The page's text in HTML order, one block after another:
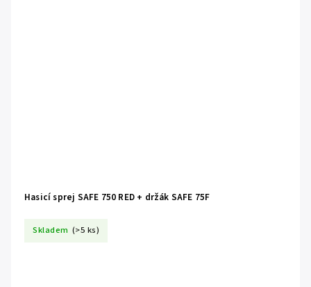
Hasicí sprej SAFE 750 RED + držák SAFE 75F
Skladem (>5 ks)